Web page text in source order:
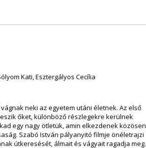
Kati, Esztergályos Cecília
neki az egyetem utáni életnek. Az első
őket, különböző részlegekre kerülnek
egy nagy ötletük, amin elkezdenek közösen
Szabó István pályanyitó filmje önéletrajzi
útkeresését, álmait és vágyait ragadja meg.